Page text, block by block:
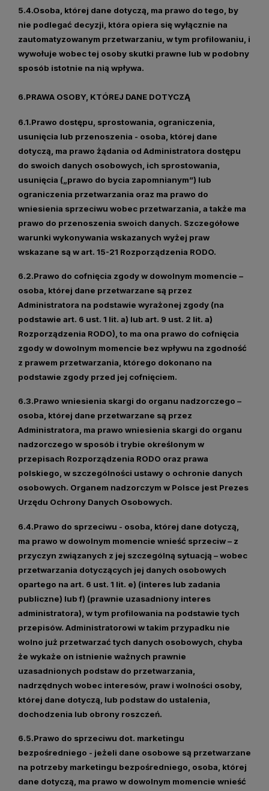
5.4.Osoba, której dane dotyczą, ma prawo do tego, by
nie podlegać decyzji, która opiera się wyłącznie na
zautomatyzowanym przetwarzaniu, w tym profilowaniu, i
wywołuje wobec tej osoby skutki prawne lub w podobny
sposób istotnie na nią wpływa.
6.PRAWA OSOBY, KTÓREJ DANE DOTYCZĄ
6.1.Prawo dostępu, sprostowania, ograniczenia,
usunięcia lub przenoszenia - osoba, której dane
dotyczą, ma prawo żądania od Administratora dostępu
do swoich danych osobowych, ich sprostowania,
usunięcia („prawo do bycia zapomnianym”) lub
ograniczenia przetwarzania oraz ma prawo do
wniesienia sprzeciwu wobec przetwarzania, a także ma
prawo do przenoszenia swoich danych. Szczegółowe
warunki wykonywania wskazanych wyżej praw
wskazane są w art. 15-21 Rozporządzenia RODO.
6.2.Prawo do cofnięcia zgody w dowolnym momencie –
osoba, której dane przetwarzane są przez
Administratora na podstawie wyrażonej zgody (na
podstawie art. 6 ust. 1 lit. a) lub art. 9 ust. 2 lit. a)
Rozporządzenia RODO), to ma ona prawo do cofnięcia
zgody w dowolnym momencie bez wpływu na zgodność
z prawem przetwarzania, którego dokonano na
podstawie zgody przed jej cofnięciem.
6.3.Prawo wniesienia skargi do organu nadzorczego –
osoba, której dane przetwarzane są przez
Administratora, ma prawo wniesienia skargi do organu
nadzorczego w sposób i trybie określonym w
przepisach Rozporządzenia RODO oraz prawa
polskiego, w szczególności ustawy o ochronie danych
osobowych. Organem nadzorczym w Polsce jest Prezes
Urzędu Ochrony Danych Osobowych.
6.4.Prawo do sprzeciwu - osoba, której dane dotyczą,
ma prawo w dowolnym momencie wnieść sprzeciw – z
przyczyn związanych z jej szczególną sytuacją – wobec
przetwarzania dotyczących jej danych osobowych
opartego na art. 6 ust. 1 lit. e) (interes lub zadania
publiczne) lub f) (prawnie uzasadniony interes
administratora), w tym profilowania na podstawie tych
przepisów. Administratorowi w takim przypadku nie
wolno już przetwarzać tych danych osobowych, chyba
że wykaże on istnienie ważnych prawnie
uzasadnionych podstaw do przetwarzania,
nadrzędnych wobec interesów, praw i wolności osoby,
której dane dotyczą, lub podstaw do ustalenia,
dochodzenia lub obrony roszczeń.
6.5.Prawo do sprzeciwu dot. marketingu
bezpośredniego - jeżeli dane osobowe są przetwarzane
na potrzeby marketingu bezpośredniego, osoba, której
dane dotyczą, ma prawo w dowolnym momencie wnieść